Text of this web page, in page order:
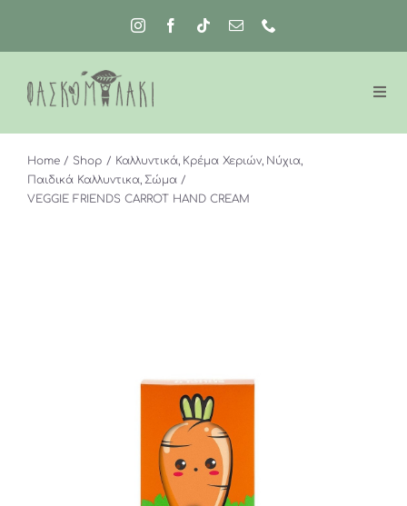
περιεχόμενο
Home Shop Καλλυντικά Κρέμα Χεριών Νύχια
Παιδικά Καλλυντικα Σώμα
VEGGIE FRIENDS CARROT HAND CREAM